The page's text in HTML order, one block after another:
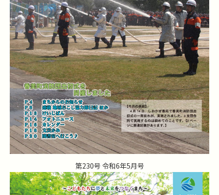
第230号 令和6年5月号